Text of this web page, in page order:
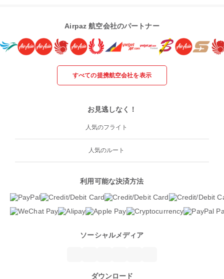
Airpaz 航空会社のパートナー
すべての提携航空会社を表示
お見逃しなく！
人気のフライト
人気のルート
利用可能な決済方法
ソーシャルメディア
ダウンロード